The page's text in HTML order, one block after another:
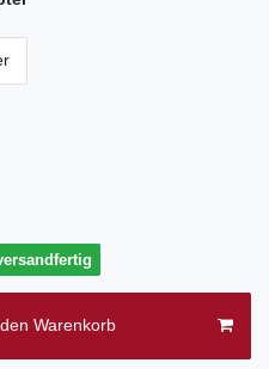
Warenkorb